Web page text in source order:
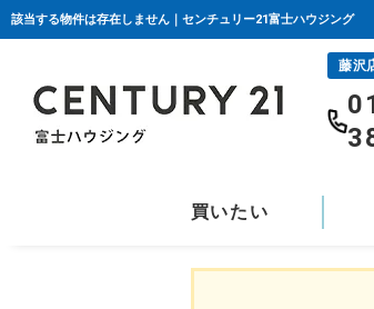
該当する物件は存在しません｜センチュリー21富士ハウジング
藤沢
買いたい